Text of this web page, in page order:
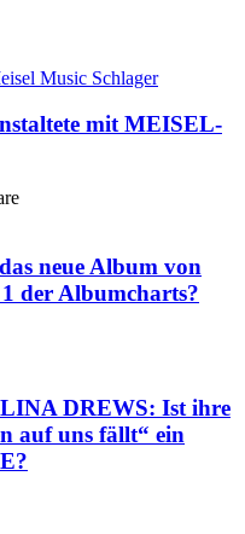
mit MEISEL-
neue Album von
der Albumcharts?
DREWS: Ist ihre
auf uns fällt“ ein